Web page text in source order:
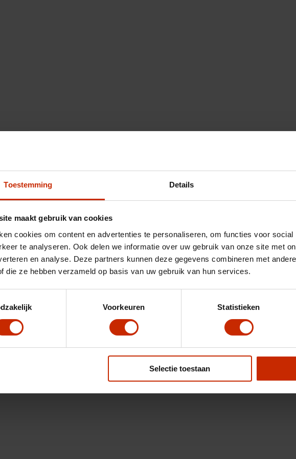
Toestemming Details
maakt gebruik van cookies
cookies om content en advertenties te personaliseren, om functies voor
te analyseren. Ook delen we informatie over uw gebruik van onze site met
en analyse. Deze partners kunnen deze gegevens combineren met
die ze hebben verzameld op basis van uw gebruik van hun services.
Voorkeuren Statistieken
Selectie toestaan